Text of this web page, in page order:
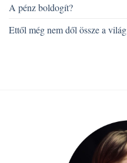
A pénz boldogít?
Ettől még nem dől össze a világ